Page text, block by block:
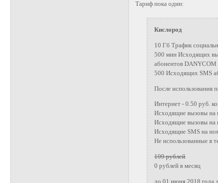
Тариф пока один:
Кислород
10 Гб Трафик
500 мин Исходящих
абонентов DANYCOM
500 Исходящих SMS
После использования
Интернет - 0.50 руб.
Исходящие вызовы на
Исходящие вызовы на
Исходящие SMS на
Не использованные в
199 рублей
0 рублей в месяц
до 01 июня 2018 года